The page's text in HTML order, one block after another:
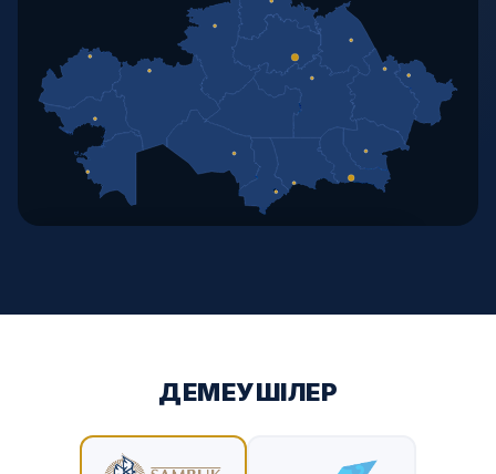
ДЕМЕУШІЛЕР